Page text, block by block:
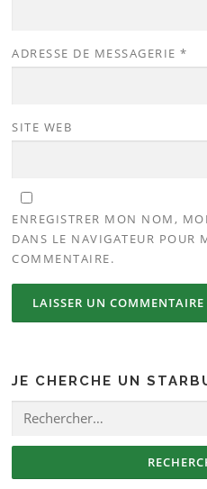
ADRESSE DE MESSAGERIE*
SITE WEB
ENREGISTRER MON NOM,
DANS LE NAVIGATEUR POUR
COMMENTAIRE.
JE CHERCHE UN
Rechercher :